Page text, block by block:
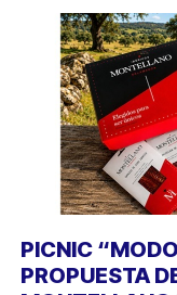
PICNIC
PROPUESTA